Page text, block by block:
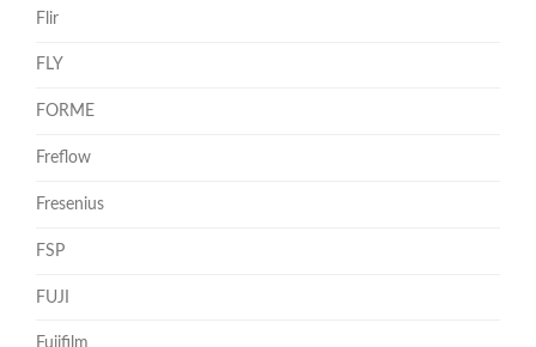
Flir
FLY
FORME
Freflow
Fresenius
FSP
FUJI